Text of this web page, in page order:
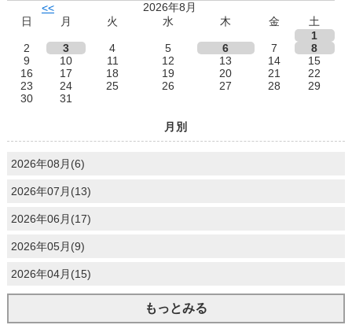
<<
2026年8月
日
月 火 水 木 金
土
1
2
3 4 5 6 7
8
9
10 11 12 13 14
15
16
17 18 19 20 21
22
23
24 25 26 27 28
29
30
31
月別
2026年08月(6)
2026年07月(13)
2026年06月(17)
2026年05月(9)
2026年04月(15)
もっとみる